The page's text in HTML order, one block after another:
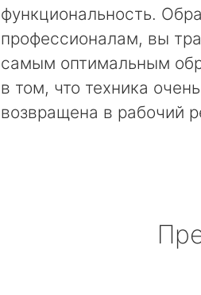
функциональность.
профессионалам, вы
самым оптимальным
в том, что техника
возвращена в рабочий